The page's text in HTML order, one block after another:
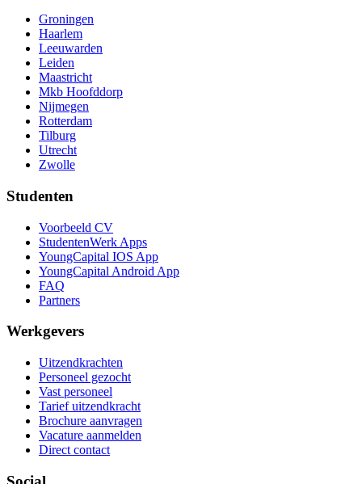
Groningen
Haarlem
Leeuwarden
Leiden
Maastricht
Mkb Hoofddorp
Nijmegen
Rotterdam
Tilburg
Utrecht
Zwolle
Studenten
Voorbeeld CV
StudentenWerk Apps
YoungCapital IOS App
YoungCapital Android App
FAQ
Partners
Werkgevers
Uitzendkrachten
Personeel gezocht
Vast personeel
Tarief uitzendkracht
Brochure aanvragen
Vacature aanmelden
Direct contact